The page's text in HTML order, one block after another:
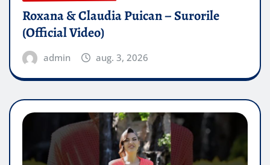
Roxana & Claudia Puican – Surorile
(Official Video)
admin aug. 3, 2026